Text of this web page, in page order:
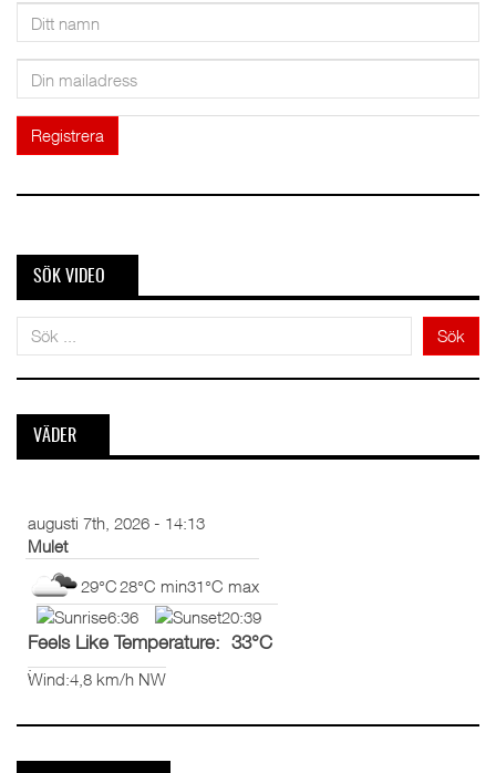
SÖK VIDEO
Sök
VÄDER
augusti 7th, 2026 - 14:13
Mulet
29°C28°C min31°C max
6:36
20:39
Feels Like Temperature: 33°C
;Wind:4,8 km/h NW